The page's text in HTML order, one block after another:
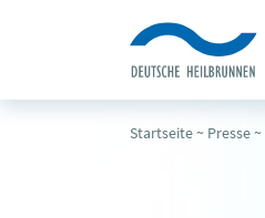
Startseite~ Presse~